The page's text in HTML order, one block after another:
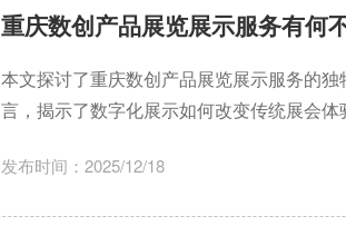
重庆数创产品展览展示服务有何
本文探讨了重庆数创产品展览展示服务的
言，揭示了数字化展示如何改变传统展会体
发布时间：2025/12/18